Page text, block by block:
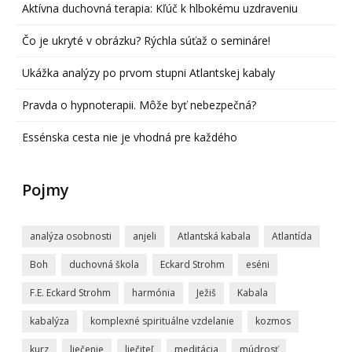
Aktívna duchovná terapia: Kľúč k hlbokému uzdraveniu
Čo je ukryté v obrázku? Rýchla súťaž o semináre!
Ukážka analýzy po prvom stupni Atlantskej kabaly
Pravda o hypnoterapii. Môže byť nebezpečná?
Essénska cesta nie je vhodná pre každého
Pojmy
analýza osobnosti anjeli Atlantská kabala Atlantída
Boh duchovná škola Eckard Strohm eséni
F.E. Eckard Strohm harmónia Ježiš Kabala
kabalýza komplexné spirituálne vzdelanie kozmos